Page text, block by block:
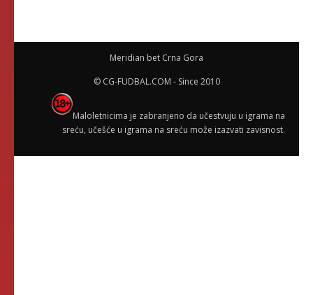
Meridian bet Crna Gora
© CG-FUDBAL.COM - Since 2010
Maloletnicima je zabranjeno da učestvuju u igrama na
sreću, učešće u igrama na sreću može izazvati zavisnost.